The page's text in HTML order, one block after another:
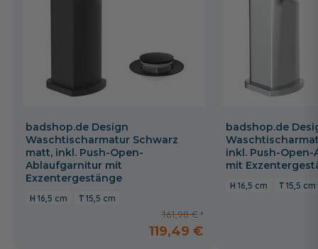
badshop.de Design
Waschtischarmatur Schwarz
matt, inkl. Push-Open-
Ablaufgarnitur mit
Exzentergestänge
16,5 cm 15,5 cm
161,98 €
119,49 €
badshop.de
inkl. Push-
mit
16,5 cm 15,5 cm